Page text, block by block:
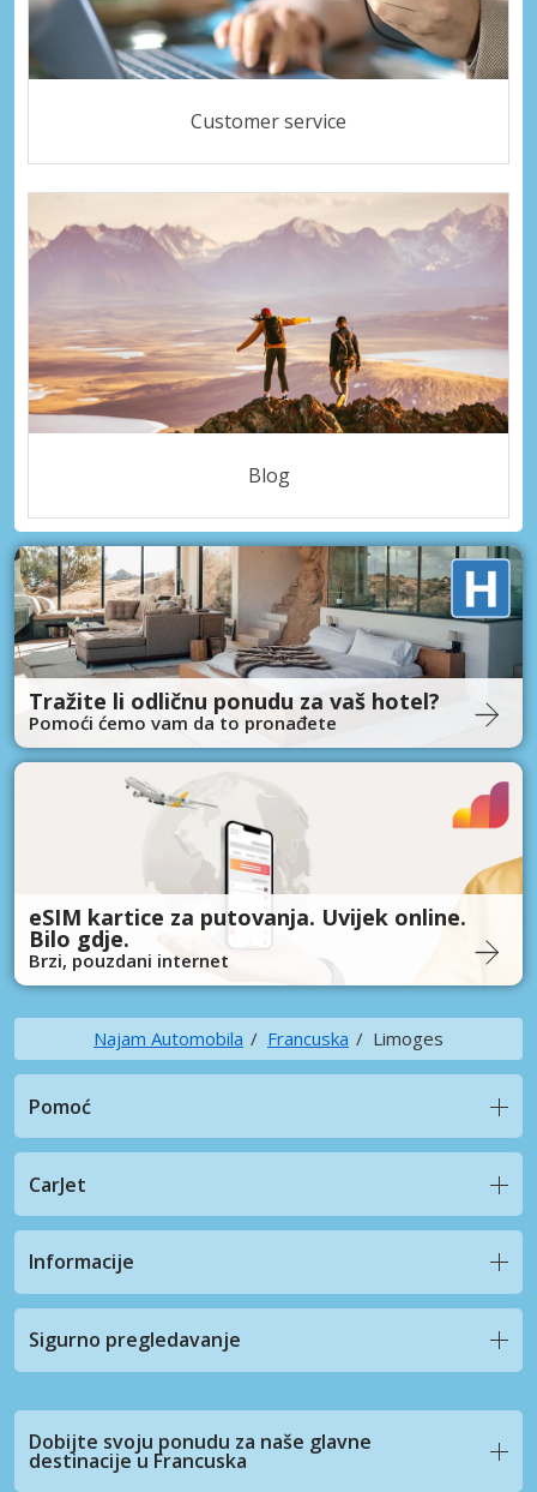
Customer service
Blog
Tražite li odličnu ponudu za vaš hotel?
Pomoći ćemo vam da to pronađete
eSIM kartice za putovanja. Uvijek online.
Bilo gdje.
Brzi, pouzdani internet
Najam Automobila Francuska Limoges
Pomoć
CarJet
Informacije
Sigurno pregledavanje
Dobijte svoju ponudu za naše glavne
destinacije u Francuska